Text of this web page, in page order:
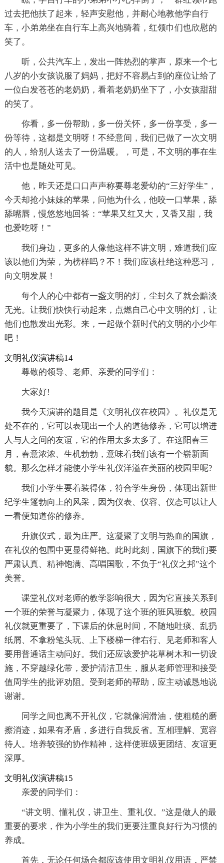
过去把他扶了起来，轻声安慰他，并耐心地教他学自行
车，小弟弟坐在自行车上高兴地骑着，红领巾们也欣慰的
笑了。
听，公共汽车上，发出一阵热烈的掌声，原来一个七
八岁的小女孩说服了妈妈，把好不容易占到的座位让给了
一位白发苍苍的老奶奶，看着老奶奶坐下了，小女孩甜甜
的笑了。
你看，多一份帮助，多一份关怀，多一份享受，多一
份等待，这都是文明呀！不经意间，我们已做了一次文明
的人，给别人送去了一份温暖。，可是，不文明的事在生
活中也是随处可见。
他，昨天还是口口声声称要尊老爱幼的“三好学生”，
今天却抢小妹妹的苹果，问他为什么，他咬一口苹果，舔
舔嘴唇，慢悠悠地回答：“苹果又红又大，又香又甜，我
也爱吃呀！”
我们身边，更多的人像他这样不讲文明，难道我们应
该以他们为荣，为榜样吗？不！我们应该杜绝这种恶习，
向文明发展！
每个人的心中都有一盏文明的灯，尘封久了就会黯淡
无光。让我们快快行动起来，点燃自己心中文明的灯，让
他们也散发出光彩。来，一起做个新时代的文明的小少年
吧！
文明礼仪演讲稿14
尊敬的领导、老师、亲爱的同学们：
大家好!
我今天演讲的题目是《文明礼仪在校园》。礼仪是无
处不在的，它可以表现出一个人的道德修养，它可以增进
人与人之间的友谊，它的作用太多太多了。在这阳春三
月，春意浓浓、生机勃勃，意味着我们该有一个崭新面
貌。那么怎样才能使小学生礼仪洋溢在美丽的校园里呢?
我们小学生要着装得体，符合学生身份，体现出新世
纪学生篷勃向上的风采，因为仪表、仪容、仪态可以让人
一看便知道你的修养。
升旗仪式，最为庄严。这凝聚了文明与热血的国旗，
在礼仪的包围中更显得鲜艳。此时此刻，国旗下的我们要
严肃认真、精神饱满、高唱国歌，不负于“礼仪之邦”这个
美誉。
课堂礼仪对老师的教学影响很大，因为它直接关系到
一个班的荣誉与凝聚力，体现了这个班的班风班貌。校园
礼仪就更重要了，下课后的休息时间，不随地吐痰、乱扔
纸屑、不拿粉笔头玩、上下楼梯一律右行、见老师和客人
要用普通话主动问好。我们还应该爱护花草树木和一切设
施，不穿越绿化带，爱护清洁卫生，服从老师管理和接受
值周学生的批评劝阻。受到老师的帮助，应主动诚恳地说
谢谢。
同学之间也离不开礼仪，它就像润滑油，使粗糙的磨
擦消迹，如果有矛盾，多进行自我反省。互相理解、宽容
待人。培养较强的协作精神，这样使班级更团结、友谊更
深厚。
文明礼仪演讲稿15
亲爱的同学们：
“讲文明、懂礼仪，讲卫生、重礼仪。”这是做人的最
重要的要求，作为小学生的我们更要注重良好行为习惯的
养成。
首先，无论任何场合都应该使用文明礼仪用语，严禁